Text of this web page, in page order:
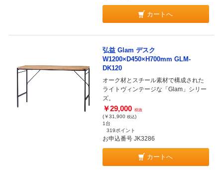
カートへ
弘益 Glam デスク
W1200×D450×H700mm GLM-
DK120
オーク材とスチール素材で構成された
ライトヴィンテージな「Glam」シリー
ズ。
￥29,000 税抜
(￥31,900 税込)
1台
319ポイント
お申込番号 JK3286
カートへ